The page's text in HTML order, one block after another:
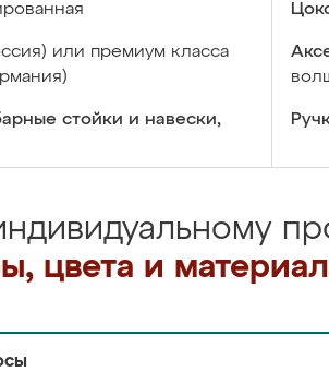
или премиум класса
стойки и навески,
цвета и